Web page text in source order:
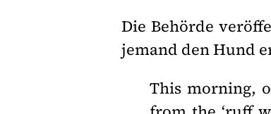
Die Behörde
jemand den Hund
This morning,